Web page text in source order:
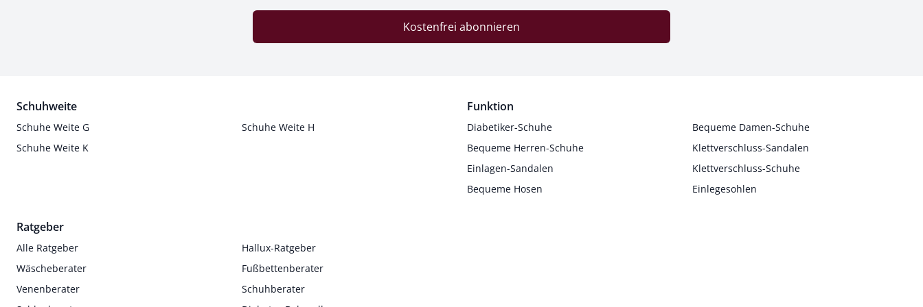
Kostenfrei abonnieren
Schuhweite
Schuhe Weite G
Schuhe Weite H
Schuhe Weite K
Funktion
Diabetiker-Schuhe
Bequeme Damen-Schuhe
Bequeme Herren-Schuhe
Klettverschluss-Sandalen
Einlagen-Sandalen
Klettverschluss-Schuhe
Bequeme Hosen
Einlegesohlen
Ratgeber
Alle Ratgeber
Hallux-Ratgeber
Wäscheberater
Fußbettenberater
Venenberater
Schuhberater